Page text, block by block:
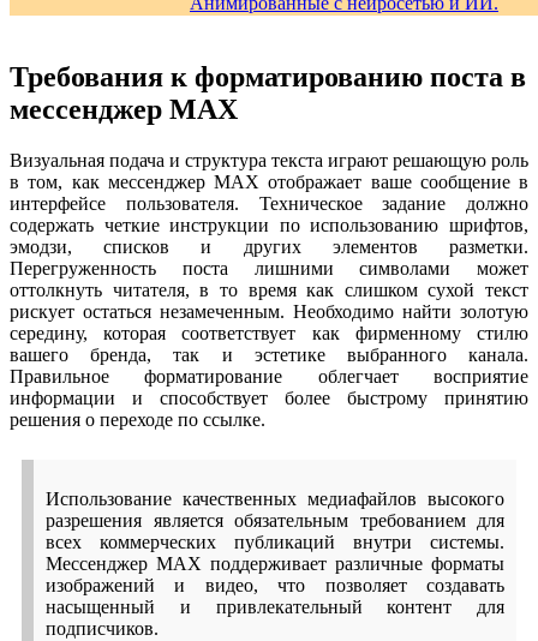
Требования к форматированию поста в
мессенджер MAX
Визуальная подача и структура текста играют решающую роль
в том, как мессенджер MAX отображает ваше сообщение в
интерфейсе пользователя. Техническое задание должно
содержать четкие инструкции по использованию шрифтов,
эмодзи, списков и других элементов разметки.
Перегруженность поста лишними символами может
оттолкнуть читателя, в то время как слишком сухой текст
рискует остаться незамеченным. Необходимо найти золотую
середину, которая соответствует как фирменному стилю
вашего бренда, так и эстетике выбранного канала.
Правильное форматирование облегчает восприятие
информации и способствует более быстрому принятию
решения о переходе по ссылке.
Использование качественных медиафайлов высокого
разрешения является обязательным требованием для
всех коммерческих публикаций внутри системы.
Мессенджер MAX поддерживает различные форматы
изображений и видео, что позволяет создавать
насыщенный и привлекательный контент для
подписчиков.